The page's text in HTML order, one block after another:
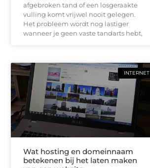
afgebroken tand of een losgeraakte
vulling komt vrijwel nooit gelegen.
Het probleem wordt nog lastiger
wanneer je geen vaste tandarts hebt,
INTERNET
Wat hosting en domeinnaam
betekenen bij het laten maken